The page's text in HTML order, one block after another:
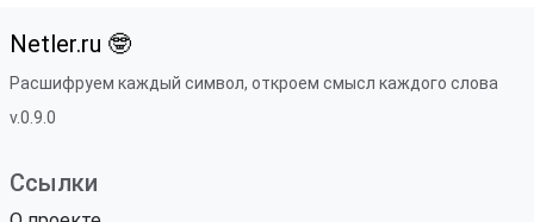
Netler.ru 🤓
Расшифруем каждый символ, откроем смысл каждого слова
v.0.9.0
Ссылки